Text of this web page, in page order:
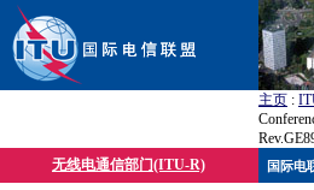
主页 :
无线电通信部门(ITU-R)
国际电